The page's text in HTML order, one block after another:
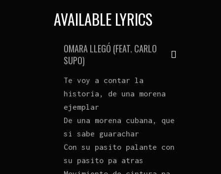
AVAILABLE LYRICS
OMARA LLEGÓ (FEAT. CARLO
SUPO)
Te voy a contar la
historia, de una morena
ejemplar
De una morena cubana, que
si sabe guarachar
Con su pasito palante con
su pasito pa atras